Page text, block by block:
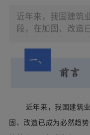
近年来，我国建筑
段，在加固、改造
必须进行检测与鉴
程中，不可避免会
体结构建筑检测时
近年来，我国建筑
固、改造已成为必然趋